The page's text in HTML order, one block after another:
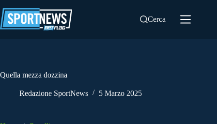
al
contenuto
Cerca
Quella mezza dozzina
Redazione SportNews 5 Marzo 2025